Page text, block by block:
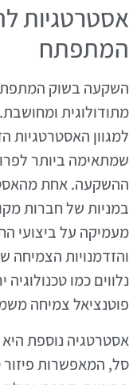
אסטרטגיות
המתפתח
השקעה בשוק
מתודולוגית
למגוון האסטרטגיות
שמתאימה ביותר
ההשקעה. אחת
במניות של חברות
מעמיקה על ביצועי
והזדמנויות
נלווים כמו
פוטנציאל צמיחה
אסטרטגיה נוספת
סל, המאפשרות פיזור